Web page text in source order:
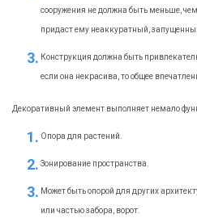
сооружения не должна быть меньше,
придаст ему неаккуратный,
Конструкция должна быть
если она некрасива, то общее
Декоративный элемент выполняет немало
Опора для растений.
Зонирование пространства.
Может быть опорой для других
или частью забора, ворот.